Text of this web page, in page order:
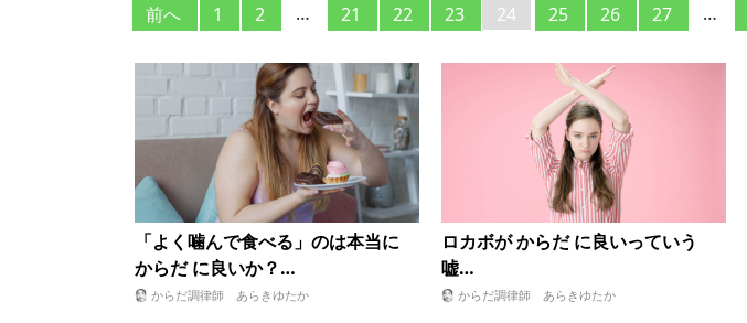
前へ 1 2 … 21 22 23 24 25 26 27 …
「よく噛んで食べる」のは本当に
からだ に良いか？…
からだ調律師 あらきゆたか
ロカボが からだ に良いっていう
嘘…
からだ調律師 あらきゆたか